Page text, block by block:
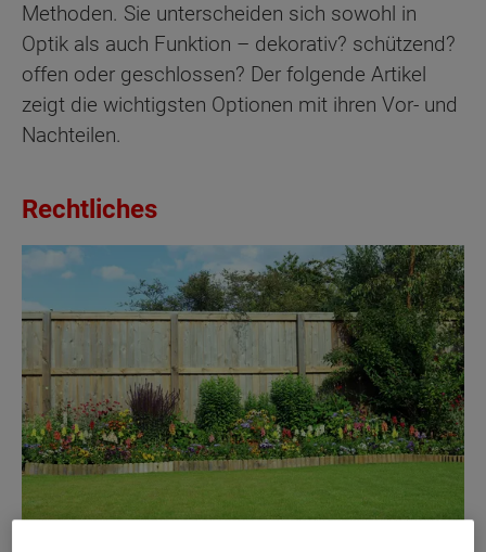
Methoden. Sie unterscheiden sich sowohl in
Optik als auch Funktion – dekorativ? schützend?
offen oder geschlossen? Der folgende Artikel
zeigt die wichtigsten Optionen mit ihren Vor- und
Nachteilen.
Rechtliches